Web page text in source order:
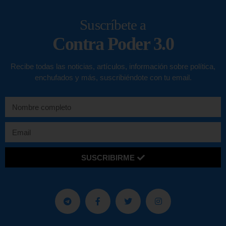
Suscríbete a
Contra Poder 3.0
Recibe todas las noticias, artículos, información sobre política,
enchufados y más, suscribiéndote con tu email.
SUSCRIBIRME